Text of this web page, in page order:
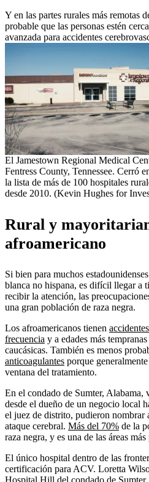
Y en las partes rurales más remotas
probable que las personas estén
avanzada para accidentes
El Jamestown Regional Medical
Fentress County, Tennessee. Cerró
la lista de más de 100 hospitales
desde 2010. (Kevin Hughes for
Rural y
afroamericano
Si bien para muchos
blanca no hispana, es difícil llegar a
recibir la atención, las
una gran población de raza negra.
Los afroamericanos tienen
frecuencia y a edades más
caucásicas. También es menos
anticoagulantes porque
ventana del tratamiento.
En el condado de Sumter, Alabama,
desde el dueño de un negocio local
el juez de distrito, pudieron nombrar
ataque cerebral. Más del 70% de la
raza negra, y es una de las áreas
El único hospital dentro de las
certificación para ACV. Loretta
Hospital Hill del condado de